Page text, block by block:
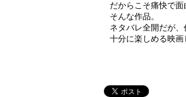
だからこそ痛快で面
そんな作品。
ネタバレ全開だが、
十分に楽しめる映画